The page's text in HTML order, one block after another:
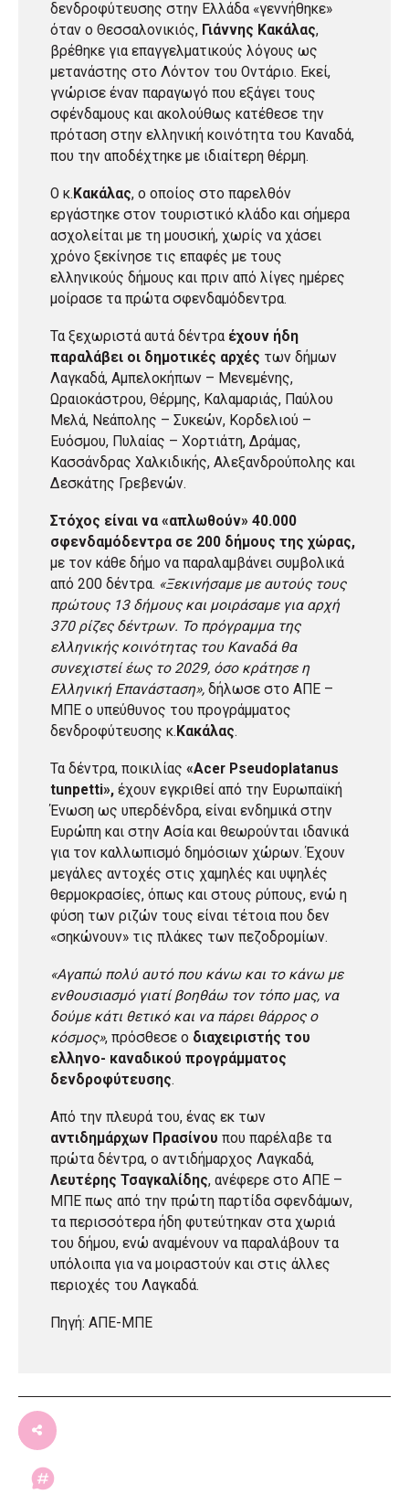
δενδροφύτευσης στην Ελλάδα «γεννήθηκε»
όταν ο Θεσσαλονικιός, Γιάννης Κακάλας,
βρέθηκε για επαγγελματικούς λόγους ως
μετανάστης στο Λόντον του Οντάριο. Εκεί,
γνώρισε έναν παραγωγό που εξάγει τους
σφένδαμους και ακολούθως κατέθεσε την
πρόταση στην ελληνική κοινότητα του Καναδά,
που την αποδέχτηκε με ιδιαίτερη θέρμη.
Ο κ. Κακάλας, ο οποίος στο παρελθόν
εργάστηκε στον τουριστικό κλάδο και σήμερα
ασχολείται με τη μουσική, χωρίς να χάσει
χρόνο ξεκίνησε τις επαφές με τους
ελληνικούς δήμους και πριν από λίγες ημέρες
μοίρασε τα πρώτα σφενδαμόδεντρα.
Τα ξεχωριστά αυτά δέντρα έχουν ήδη
παραλάβει οι δημοτικές αρχές των δήμων
Λαγκαδά, Αμπελοκήπων – Μενεμένης,
Ωραιοκάστρου, Θέρμης, Καλαμαριάς, Παύλου
Μελά, Νεάπολης – Συκεών, Κορδελιού –
Ευόσμου, Πυλαίας – Χορτιάτη, Δράμας,
Κασσάνδρας Χαλκιδικής, Αλεξανδρούπολης και
Δεσκάτης Γρεβενών.
Στόχος είναι να «απλωθούν» 40.000
σφενδαμόδεντρα σε 200 δήμους της χώρας,
με τον κάθε δήμο να παραλαμβάνει συμβολικά
από 200 δέντρα. «Ξεκινήσαμε με αυτούς τους
πρώτους 13 δήμους και μοιράσαμε για αρχή
370 ρίζες δέντρων. Το πρόγραμμα της
ελληνικής κοινότητας του Καναδά θα
συνεχιστεί έως το 2029, όσο κράτησε η
Ελληνική Επανάσταση», δήλωσε στο ΑΠΕ –
ΜΠΕ ο υπεύθυνος του προγράμματος
δενδροφύτευσης κ. Κακάλας.
Τα δέντρα, ποικιλίας «Acer Pseudoplatanus
tunpetti», έχουν εγκριθεί από την Ευρωπαϊκή
Ένωση ως υπερδένδρα, είναι ενδημικά στην
Ευρώπη και στην Ασία και θεωρούνται ιδανικά
για τον καλλωπισμό δημόσιων χώρων. Έχουν
μεγάλες αντοχές στις χαμηλές και υψηλές
θερμοκρασίες, όπως και στους ρύπους, ενώ η
φύση των ριζών τους είναι τέτοια που δεν
«σηκώνουν» τις πλάκες των πεζοδρομίων.
«Αγαπώ πολύ αυτό που κάνω και το κάνω με
ενθουσιασμό γιατί βοηθάω τον τόπο μας, να
δούμε κάτι θετικό και να πάρει θάρρος ο
κόσμος», πρόσθεσε ο διαχειριστής του
ελληνο- καναδικού προγράμματος
δενδροφύτευσης.
Από την πλευρά του, ένας εκ των
αντιδημάρχων Πρασίνου που παρέλαβε τα
πρώτα δέντρα, ο αντιδήμαρχος Λαγκαδά,
Λευτέρης Τσαγκαλίδης, ανέφερε στο ΑΠΕ –
ΜΠΕ πως από την πρώτη παρτίδα σφενδάμων,
τα περισσότερα ήδη φυτεύτηκαν στα χωριά
του δήμου, ενώ αναμένουν να παραλάβουν τα
υπόλοιπα για να μοιραστούν και στις άλλες
περιοχές του Λαγκαδά.
Πηγή: ΑΠΕ-ΜΠΕ